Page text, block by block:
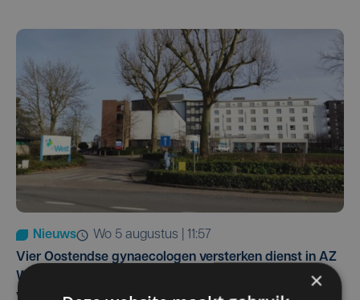
Nieuws
wo 5 augustus | 11:57
Vier Oostendse gynaecologen versterken dienst in AZ
West, dat ook een nieuwe voltijdse gynaecoloog
verwelkomt
×